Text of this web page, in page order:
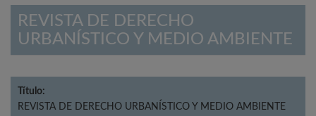
REVISTA DE DERECHO
URBANÍSTICO Y MEDIO AMBIENTE
Título:
REVISTA DE DERECHO URBANÍSTICO Y MEDIO AMBIENTE